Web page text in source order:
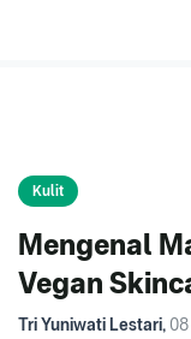
Kulit
Mengenal
Vegan
Tri Yuniwati Lestari,